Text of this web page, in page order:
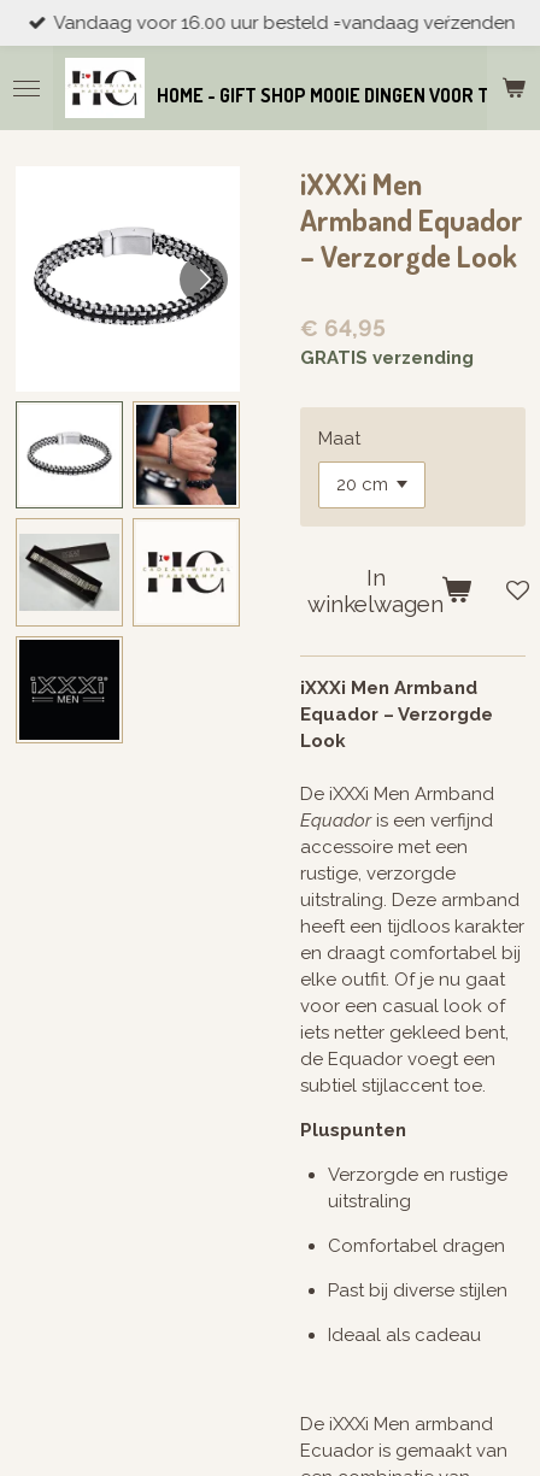
Ga
direct
naar
de
hoofdinhoud
HOME - GIFT SHOP MOOIE DINGEN VOOR THUIS
Vandaag voor 16.00 uur besteld =vandaag veŕzenden
iXXXi Men
Armband Equador
– Verzorgde Look
€ 64,95
GRATIS verzending
Maat
In
winkelwagen
iXXXi Men Armband
Equador – Verzorgde
Look
De iXXXi Men Armband
Equadoris een verfijnd
accessoire met een
rustige, verzorgde
uitstraling. Deze armband
heeft een tijdloos karakter
en draagt comfortabel bij
elke outfit. Of je nu gaat
voor een casual look of
iets netter gekleed bent,
de Equador voegt een
subtiel stijlaccent toe.
Pluspunten
Verzorgde en rustige
uitstraling
Comfortabel dragen
Past bij diverse stijlen
Ideaal als cadeau
De iXXXi Men armband
Ecuador is gemaakt van